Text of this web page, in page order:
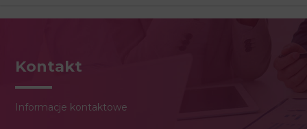
Kontakt
Informacje kontaktowe